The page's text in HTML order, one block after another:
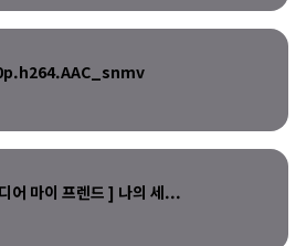
어 마이 프렌드 ] 나의 세...